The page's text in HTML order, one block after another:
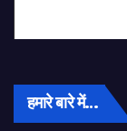
हमारे बारे में…